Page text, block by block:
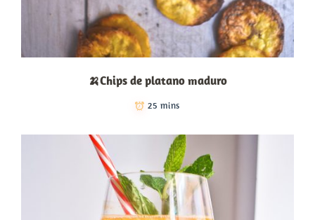
🍌Chips de platano maduro
25 mins